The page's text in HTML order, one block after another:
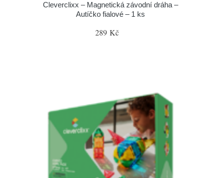
Cleverclixx – Magnetická závodní dráha –
Autíčko fialové – 1 ks
289 Kč